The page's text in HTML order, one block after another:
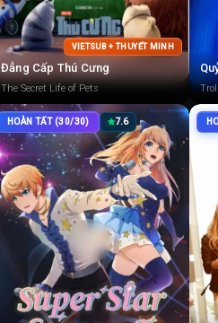
VIETSUB + THUYẾT MINH
Đẳng Cấp Thú Cưng
The Secret Life of Pets
HOÀN TẤT (30/30) 7.6